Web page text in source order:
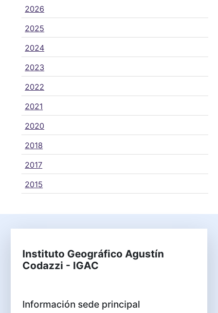
2026
2025
2024
2023
2022
2021
2020
2018
2017
2015
Instituto Geográfico Agustín
Codazzi - IGAC
Información sede principal